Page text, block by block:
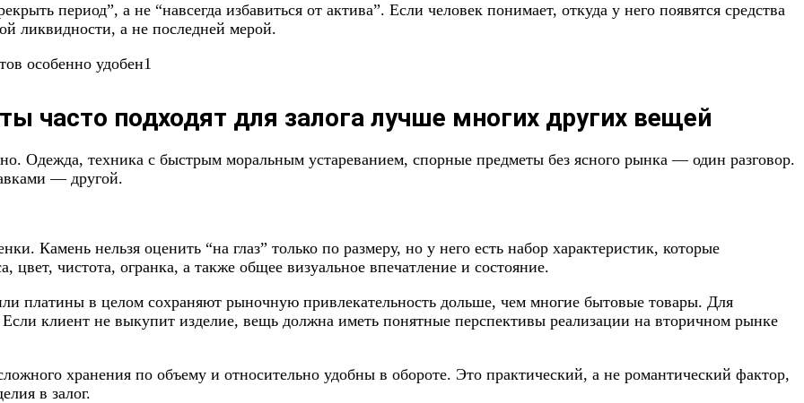
период”, а не “навсегда избавиться от актива”. Если человек понимает, откуда у него появятся средства
ликвидности, а не последней мерой.
часто подходят для залога лучше многих других вещей
Одежда, техника с быстрым моральным устареванием, спорные предметы без ясного рынка — один разговор.
— другой.
Камень нельзя оценить “на глаз” только по размеру, но у него есть набор характеристик, которые
цвет, чистота, огранка, а также общее визуальное впечатление и состояние.
платины в целом сохраняют рыночную привлекательность дольше, чем многие бытовые товары. Для
клиент не выкупит изделие, вещь должна иметь понятные перспективы реализации на вторичном рынке
хранения по объему и относительно удобны в обороте. Это практический, а не романтический фактор,
в залог.